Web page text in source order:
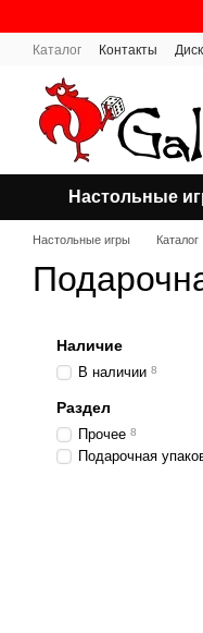
Каталог Контакты
Настольные
Настольные игры Каталог
Наличие
В наличии 8
Раздел
Прочее 8
Подарочная